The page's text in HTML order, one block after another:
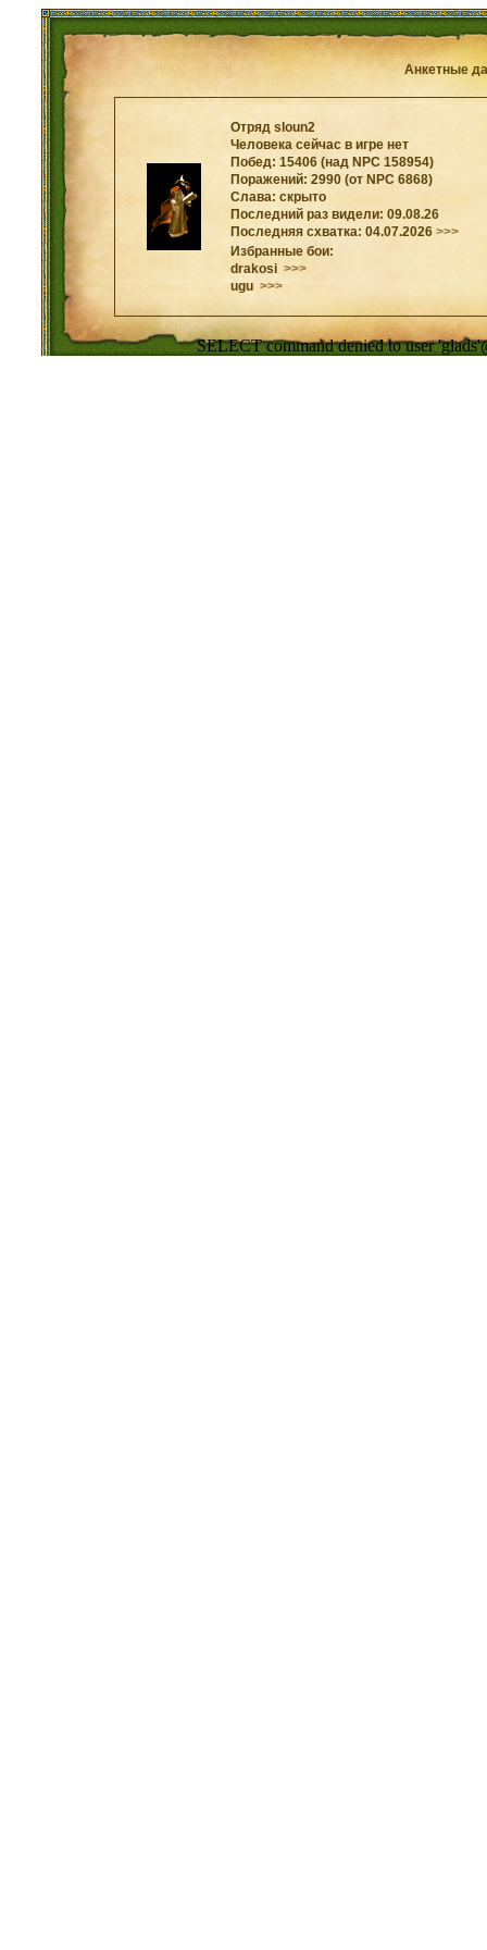
Анкетные
Отряд sloun2
Человека сейчас в игре нет
Побед: 15406 (над NPC 158954)
Поражений: 2990 (от NPC 6868)
Слава: скрыто
Последний раз видели: 09.08.26
Последняя схватка: 04.07.2026 >>>
Избранные бои:
drakosi >>>
ugu >>>
SELECT command denied to user